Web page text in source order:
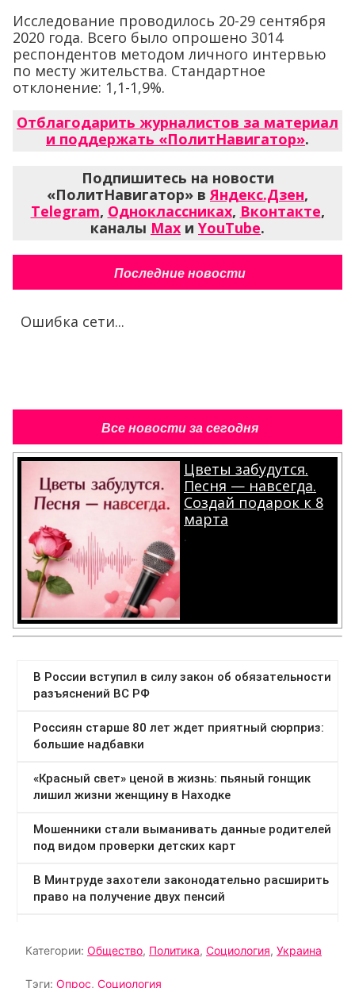
Исследование проводилось 20-29 сентября
2020 года. Всего было опрошено 3014
респондентов методом личного интервью
по месту жительства. Стандартное
отклонение: 1,1-1,9%.
Отблагодарить журналистов за материал
и поддержать «ПолитНавигатор».
Подпишитесь на новости
«ПолитНавигатор» вЯндекс.Дзен,
Telegram, Одноклассниках, Вконтакте,
каналы Max и YouTube.
Последние новости
Ошибка сети...
Все новости за сегодня
Цветы забудутся.
Песня — навсегда.
Создай подарок к 8
марта
.
Категории: Общество, Политика, Социология, Украина
Тэги: Опрос, Социология